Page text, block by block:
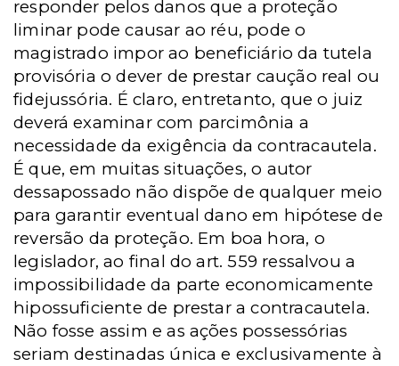
responder pelos danos que a proteção
liminar pode causar ao réu, pode o
magistrado impor ao beneficiário da tutela
provisória o dever de prestar caução real ou
fidejussória. É claro, entretanto, que o juiz
deverá examinar com parcimônia a
necessidade da exigência da contracautela.
É que, em muitas situações, o autor
dessapossado não dispõe de qualquer meio
para garantir eventual dano em hipótese de
reversão da proteção. Em boa hora, o
legislador, ao final do art. 559 ressalvou a
impossibilidade da parte economicamente
hipossuficiente de prestar a contracautela.
Não fosse assim e as ações possessórias
seriam destinadas única e exclusivamente à